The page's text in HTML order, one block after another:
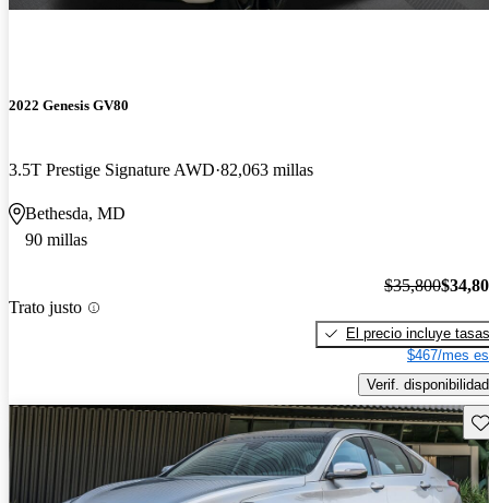
2022 Genesis GV80
3.5T Prestige Signature AWD 82,063 millas
Bethesda, MD
90 millas
Trato justo
$35,800
El precio incluye tasas
$467/mes
Verif. disponibilidad